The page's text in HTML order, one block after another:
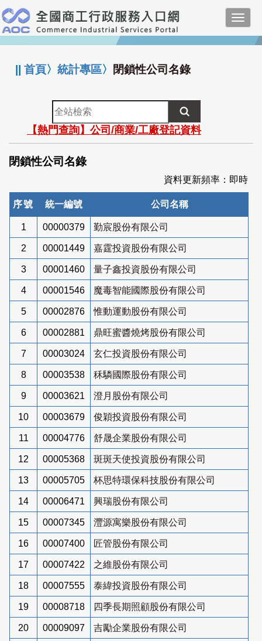
跳
到
主
要
:::
||首頁〉統計專區〉 閉鎖性公司名錄
全
站
檢
索
【熱門查詢】公司/商業/工廠登記資料
閉鎖性公司名錄
資料更新頻率：即時
序號 統一編號 公司名稱
1 00000379 勤宸股份有限公司
2 00001449 嘉霆投資股份有限公司
3 00001460 量子鑫投資股份有限公司
4 00001546 魔毒智能國際股份有限公司
5 00002876 惟動運動股份有限公司
6 00002881 鼎旺蜜醬燒烤股份有限公司
7 00003024 玄仁投資股份有限公司
8 00003538 秝驎國際股份有限公司
9 00003621 澄月股份有限公司
10 00003679 俊穎投資股份有限公司
11 00004776 舒晟企業股份有限公司
12 00005368 斑斑天使投資股份有限公司
13 00005705 杯思特環保科技股份有限公司
14 00006471 興瑞股份有限公司
15 00007345 灃源寓樂股份有限公司
16 00007400 匠管股份有限公司
17 00007422 之維股份有限公司
18 00007555 泰緯投資股份有限公司
19 00008718 四季長期照顧股份有限公司
20 00009097 吉勵企業股份有限公司